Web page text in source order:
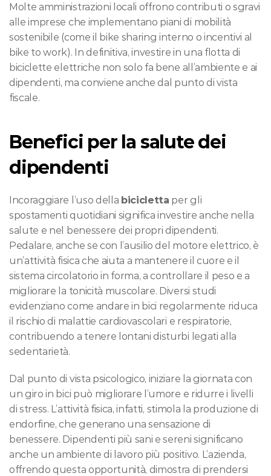
Molte amministrazioni locali offrono contributi o sgravi
alle imprese che implementano piani di mobilità
sostenibile (come il bike sharing interno o incentivi al
bike to work). In definitiva, investire in una flotta di
biciclette elettriche non solo fa bene all’ambiente e ai
dipendenti, ma conviene anche dal punto di vista
fiscale.
Benefici per la salute dei
dipendenti
Incoraggiare l’uso della bicicletta per gli
spostamenti quotidiani significa investire anche nella
salute e nel benessere dei propri dipendenti.
Pedalare, anche se con l’ausilio del motore elettrico, è
un’attività fisica che aiuta a mantenere il cuore e il
sistema circolatorio in forma, a controllare il peso e a
migliorare la tonicità muscolare. Diversi studi
evidenziano come andare in bici regolarmente riduca
il rischio di malattie cardiovascolari e respiratorie,
contribuendo a tenere lontani disturbi legati alla
sedentarietà.
Dal punto di vista psicologico, iniziare la giornata con
un giro in bici può migliorare l’umore e ridurre i livelli
di stress. L’attività fisica, infatti, stimola la produzione di
endorfine, che generano una sensazione di
benessere. Dipendenti più sani e sereni significano
anche un ambiente di lavoro più positivo. L’azienda,
offrendo questa opportunità, dimostra di prendersi